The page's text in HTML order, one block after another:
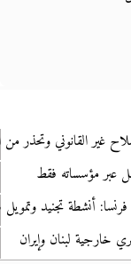
غير القانوني وتحذر من
عبر مؤسساته فقط
فرنسا: أنشطة تجنيد
خارجية لبنان وإيران